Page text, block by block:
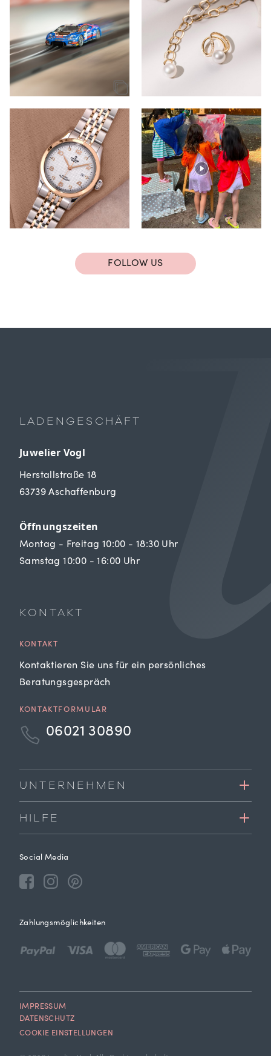
FOLLOW US
LADENGESCHÄFT
Juwelier Vogl
Herstallstraße 18
63739 Aschaffenburg
Öffnungszeiten
Montag - Freitag 10:00 - 18:30 Uhr
Samstag 10:00 - 16:00 Uhr
KONTAKT
KONTAKT
Kontaktieren Sie uns für ein persönliches
Beratungsgespräch
KONTAKTFORMULAR
06021 30890
UNTERNEHMEN
HILFE
Social Media
Zahlungsmöglichkeiten
IMPRESSUM
DATENSCHUTZ
COOKIE EINSTELLUNGEN